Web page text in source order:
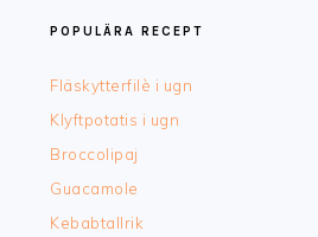
POPULÄRA RECEPT
Fläskytterfilè i ugn
Klyftpotatis i ugn
Broccolipaj
Guacamole
Kebabtallrik